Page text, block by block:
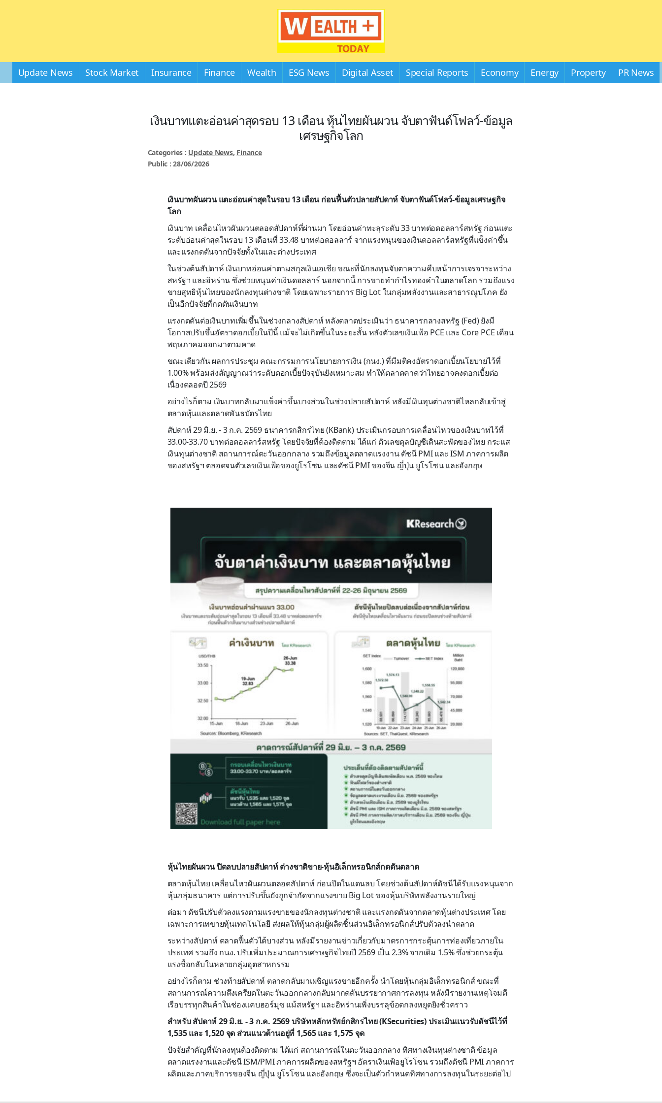
Update News Stock Market Insurance Finance Wealth ESG News Digital Asset Special Reports Economy Energy Property PR News
เงินบาทแตะอ่อนค่าสุดรอบ 13 เดือน หุ้นไทยผันผวน จับตาฟันด์โฟลว์-ข้อมูล
เศรษฐกิจโลก
Categories : Update News, Finance
Public : 28/06/2026
เงินบาทผันผวน แตะอ่อนค่าสุดในรอบ 13 เดือน ก่อนฟื้นตัวปลายสัปดาห์ จับตาฟันด์โฟลว์-ข้อมูลเศรษฐกิจ
โลก
เงินบาท เคลื่อนไหวผันผวนตลอดสัปดาห์ที่ผ่านมา โดยอ่อนค่าทะลุระดับ 33 บาทต่อดอลลาร์สหรัฐ ก่อนแตะ
ระดับอ่อนค่าสุดในรอบ 13 เดือนที่ 33.48 บาทต่อดอลลาร์ จากแรงหนุนของเงินดอลลาร์สหรัฐที่แข็งค่าขึ้น
และแรงกดดันจากปัจจัยทั้งในและต่างประเทศ
ในช่วงต้นสัปดาห์ เงินบาทอ่อนค่าตามสกุลเงินเอเชีย ขณะที่นักลงทุนจับตาความคืบหน้าการเจรจาระหว่าง
สหรัฐฯ และอิหร่าน ซึ่งช่วยหนุนค่าเงินดอลลาร์ นอกจากนี้ การขายทำกำไรทองคำในตลาดโลก รวมถึงแรง
ขายสุทธิหุ้นไทยของนักลงทุนต่างชาติ โดยเฉพาะรายการ Big Lot ในกลุ่มพลังงานและสาธารณูปโภค ยัง
เป็นอีกปัจจัยที่กดดันเงินบาท
แรงกดดันต่อเงินบาทเพิ่มขึ้นในช่วงกลางสัปดาห์ หลังตลาดประเมินว่า ธนาคารกลางสหรัฐ (Fed) ยังมี
โอกาสปรับขึ้นอัตราดอกเบี้ยในปีนี้ แม้จะไม่เกิดขึ้นในระยะสั้น หลังตัวเลขเงินเฟ้อ PCE และ Core PCE เดือน
พฤษภาคมออกมาตามคาด
ขณะเดียวกัน ผลการประชุม คณะกรรมการนโยบายการเงิน (กนง.) ที่มีมติคงอัตราดอกเบี้ยนโยบายไว้ที่
1.00% พร้อมส่งสัญญาณว่าระดับดอกเบี้ยปัจจุบันยังเหมาะสม ทำให้ตลาดคาดว่าไทยอาจคงดอกเบี้ยต่อ
เนื่องตลอดปี 2569
อย่างไรก็ตาม เงินบาทกลับมาแข็งค่าขึ้นบางส่วนในช่วงปลายสัปดาห์ หลังมีเงินทุนต่างชาติไหลกลับเข้าสู่
ตลาดหุ้นและตลาดพันธบัตรไทย
สัปดาห์ 29 มิ.ย. - 3 ก.ค. 2569 ธนาคารกสิกรไทย (KBank) ประเมินกรอบการเคลื่อนไหวของเงินบาทไว้ที่
33.00-33.70 บาทต่อดอลลาร์สหรัฐ โดยปัจจัยที่ต้องติดตาม ได้แก่ ตัวเลขดุลบัญชีเดินสะพัดของไทย กระแส
เงินทุนต่างชาติ สถานการณ์ตะวันออกกลาง รวมถึงข้อมูลตลาดแรงงาน ดัชนี PMI และ ISM ภาคการผลิต
ของสหรัฐฯ ตลอดจนตัวเลขเงินเฟ้อของยูโรโซน และดัชนี PMI ของจีน ญี่ปุ่น ยูโรโซน และอังกฤษ
หุ้นไทยผันผวน ปิดลบปลายสัปดาห์ ต่างชาติขาย-หุ้นอิเล็กทรอนิกส์กดดันตลาด
ตลาดหุ้นไทย เคลื่อนไหวผันผวนตลอดสัปดาห์ ก่อนปิดในแดนลบ โดยช่วงต้นสัปดาห์ดัชนีได้รับแรงหนุนจาก
หุ้นกลุ่มธนาคาร แต่การปรับขึ้นยังถูกจำกัดจากแรงขาย Big Lot ของหุ้นบริษัทพลังงานรายใหญ่
ต่อมา ดัชนีปรับตัวลงแรงตามแรงขายของนักลงทุนต่างชาติ และแรงกดดันจากตลาดหุ้นต่างประเทศ โดย
เฉพาะการเทขายหุ้นเทคโนโลยี ส่งผลให้หุ้นกลุ่มผู้ผลิตชิ้นส่วนอิเล็กทรอนิกส์ปรับตัวลงนำตลาด
ระหว่างสัปดาห์ ตลาดฟื้นตัวได้บางส่วน หลังมีรายงานข่าวเกี่ยวกับมาตรการกระตุ้นการท่องเที่ยวภายใน
ประเทศ รวมถึง กนง. ปรับเพิ่มประมาณการเศรษฐกิจไทยปี 2569 เป็น 2.3% จากเดิม 1.5% ซึ่งช่วยกระตุ้น
แรงซื้อกลับในหลายกลุ่มอุตสาหกรรม
อย่างไรก็ตาม ช่วงท้ายสัปดาห์ ตลาดกลับมาเผชิญแรงขายอีกครั้ง นำโดยหุ้นกลุ่มอิเล็กทรอนิกส์ ขณะที่
สถานการณ์ความตึงเครียดในตะวันออกกลางกลับมากดดันบรรยากาศการลงทุน หลังมีรายงานเหตุโจมตี
เรือบรรทุกสินค้าในช่องแคบฮอร์มุซ แม้สหรัฐฯ และอิหร่านเพิ่งบรรลุข้อตกลงหยุดยิงชั่วคราว
สำหรับ สัปดาห์ 29 มิ.ย. - 3 ก.ค. 2569 บริษัทหลักทรัพย์กสิกรไทย (KSecurities) ประเมินแนวรับดัชนีไว้ที่
1,535 และ 1,520 จุด ส่วนแนวต้านอยู่ที่ 1,565 และ 1,575 จุด
ปัจจัยสำคัญที่นักลงทุนต้องติดตาม ได้แก่ สถานการณ์ในตะวันออกกลาง ทิศทางเงินทุนต่างชาติ ข้อมูล
ตลาดแรงงานและดัชนี ISM/PMI ภาคการผลิตของสหรัฐฯ อัตราเงินเฟ้อยูโรโซน รวมถึงดัชนี PMI ภาคการ
ผลิตและภาคบริการของจีน ญี่ปุ่น ยูโรโซน และอังกฤษ ซึ่งจะเป็นตัวกำหนดทิศทางการลงทุนในระยะต่อไป